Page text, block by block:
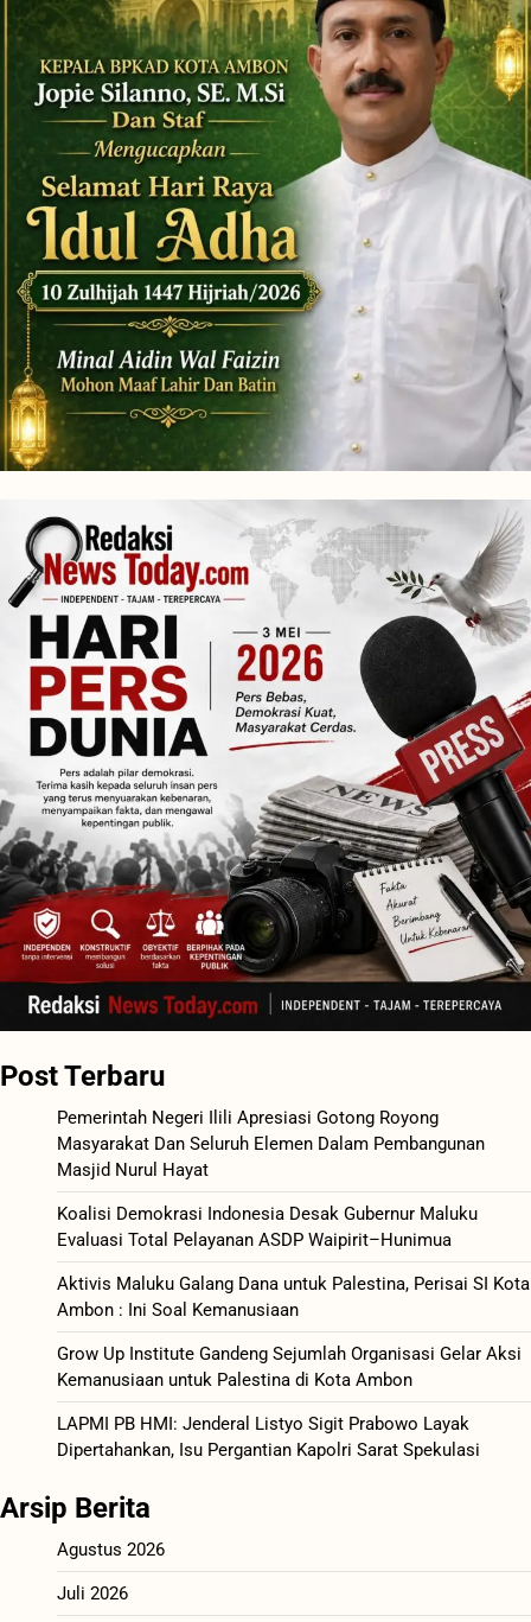
Post Terbaru
Pemerintah Negeri Ilili Apresiasi Gotong Royong
Masyarakat Dan Seluruh Elemen Dalam Pembangunan
Masjid Nurul Hayat
Koalisi Demokrasi Indonesia Desak Gubernur Maluku
Evaluasi Total Pelayanan ASDP Waipirit–Hunimua
Aktivis Maluku Galang Dana untuk Palestina, Perisai SI Kota
Ambon : Ini Soal Kemanusiaan
Grow Up Institute Gandeng Sejumlah Organisasi Gelar Aksi
Kemanusiaan untuk Palestina di Kota Ambon
LAPMI PB HMI: Jenderal Listyo Sigit Prabowo Layak
Dipertahankan, Isu Pergantian Kapolri Sarat Spekulasi
Arsip Berita
Agustus 2026
Juli 2026